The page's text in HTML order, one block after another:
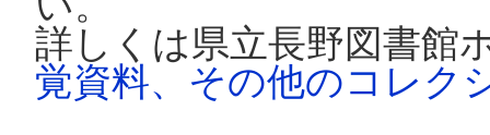
詳しくは県立長野図書館
覚資料、その他のコレク